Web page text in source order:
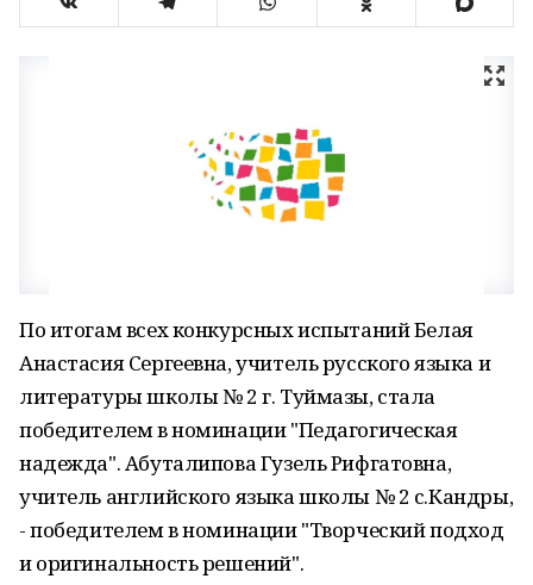
По итогам всех конкурсных испытаний Белая
Анастасия Сергеевна, учитель русского языка и
литературы школы № 2 г. Туймазы, стала
победителем в номинации "Педагогическая
надежда". Абуталипова Гузель Рифгатовна,
учитель английского языка школы № 2 с.Кандры,
- победителем в номинации "Творческий подход
и оригинальность решений".